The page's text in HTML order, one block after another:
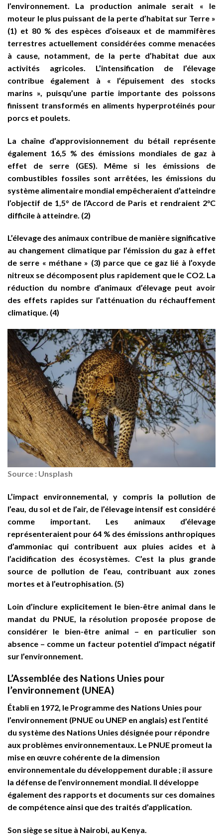
l’environnement. La production animale serait « le
moteur le plus puissant de la perte d’habitat sur Terre »
(1) et 80 % des espèces d’oiseaux et de mammifères
terrestres actuellement considérées comme menacées
à cause, notamment, de la perte d’habitat due aux
activités agricoles. L’intensification de l’élevage
contribue également à « l’épuisement des stocks
marins », puisqu’une partie importante des poissons
finissent transformés en aliments hyperprotéinés pour
porcs et poulets.
La chaîne d’approvisionnement du bétail représente
également 16,5 % des émissions mondiales de gaz à
effet de serre (GES). Même si les émissions de
combustibles fossiles sont arrêtées, les émissions du
système alimentaire mondial empêcheraient d’atteindre
l’objectif de 1,5° de l’Accord de Paris et rendraient 2°C
difficile à atteindre. (2)
L’élevage des animaux contribue de manière significative
au changement climatique par l’émission du gaz à effet
de serre « méthane » (3) parce que ce gaz lié à l’oxyde
nitreux se décomposent plus rapidement que le CO2. La
réduction du nombre d’animaux d’élevage peut avoir
des effets rapides sur l’atténuation du réchauffement
climatique. (4)
Source : Unsplash
L’impact environnemental, y compris la pollution de
l’eau, du sol et de l’air, de l’élevage intensif est considéré
comme important. Les animaux d’élevage
représenteraient pour 64 % des émissions anthropiques
d’ammoniac qui contribuent aux pluies acides et à
l’acidification des écosystèmes. C’est la plus grande
source de pollution de l’eau, contribuant aux zones
mortes et à l’eutrophisation. (5)
Loin d’inclure explicitement le bien-être animal dans le
mandat du PNUE, la résolution proposée propose de
considérer le bien-être animal – en particulier son
absence – comme un facteur potentiel d’impact négatif
sur l’environnement.
L’Assemblée des Nations Unies pour
l’environnement (UNEA)
Établi en 1972, le Programme des Nations Unies pour
l’environnement (PNUE ou UNEP en anglais) est l’entité
du système des Nations Unies désignée pour répondre
aux problèmes environnementaux. Le PNUE promeut la
mise en œuvre cohérente de la dimension
environnementale du développement durable ; il assure
la défense de l’environnement mondial. Il développe
également des rapports et documents sur ces domaines
de compétence ainsi que des traités d’application.
Son siège se situe à Nairobi, au Kenya.